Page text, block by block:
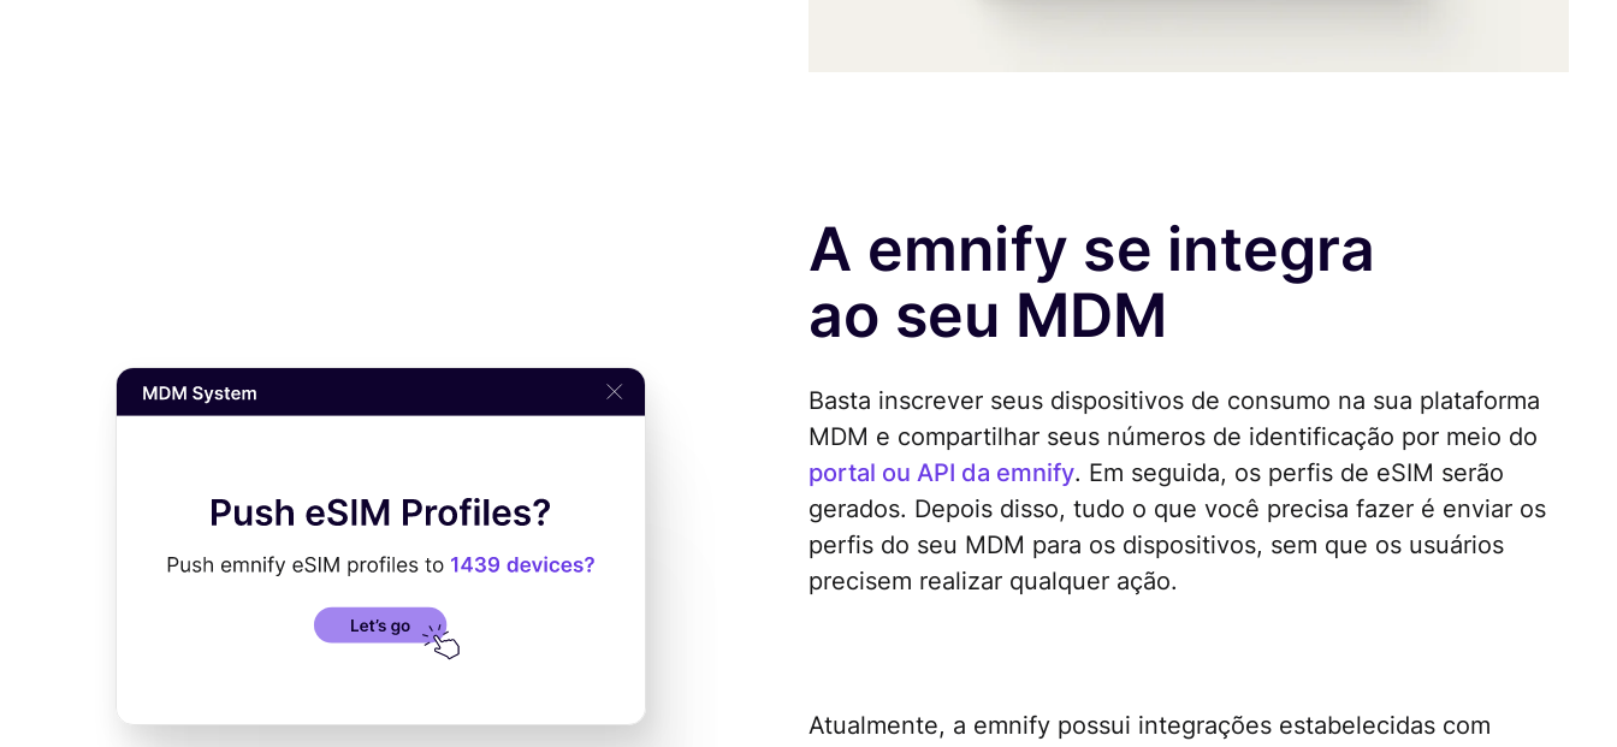
A emnify se integra
ao seu MDM
Basta inscrever seus dispositivos de consumo na sua plataforma
MDM e compartilhar seus números de identificação por meio do
portal ou API da emnify. Em seguida, os perfis de eSIM serão
gerados. Depois disso, tudo o que você precisa fazer é enviar os
perfis do seu MDM para os dispositivos, sem que os usuários
precisem realizar qualquer ação.
Atualmente, a emnify possui integrações estabelecidas com